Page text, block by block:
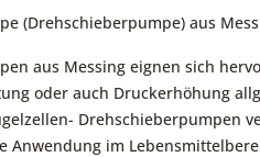
(Drehschieberpumpe) aus
aus Messing eignen sich
oder auch Druckerhöhung
Drehschieberpumpen
Anwendung im